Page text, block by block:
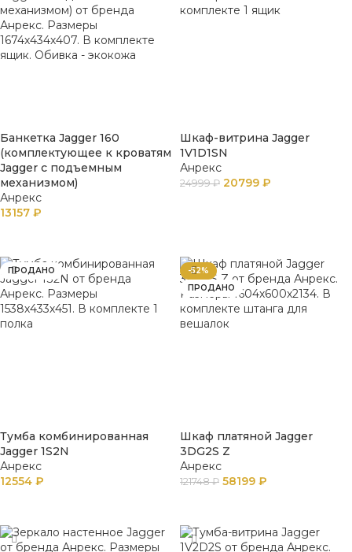
Банкетка Jagger 160
(комплектующее к кроватям
Jagger с подъемным
механизмом)
Анрекс
13157 ₽
Шкаф-витрина Jagger
1V1D1SN
Анрекс
24999₽ 20799 ₽
ПРОДАНО
Тумба комбинированная
Jagger 1S2N
Анрекс
12554 ₽
-52%
ПРОДАНО
Шкаф платяной Jagger
3DG2S Z
Анрекс
121748₽ 58199 ₽